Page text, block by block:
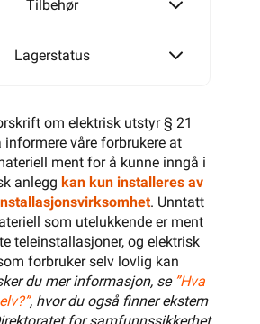
Tilbehør
Lagerstatus
om elektrisk utstyr § 21
våre forbrukere at
ment for å kunne inngå i
anlegg kan kun installeres av
. Unntatt
som utelukkende er ment
teleinstallasjoner, og elektrisk
forbruker selv lovlig kan
du mer informasjon, se ”Hva
, hvor du også finner ekstern